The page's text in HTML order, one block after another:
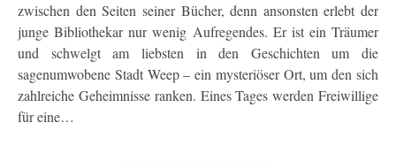
zwischen den Seiten seiner Bücher, denn ansonsten erlebt der
junge Bibliothekar nur wenig Aufregendes. Er ist ein Träumer
und schwelgt am liebsten in den Geschichten um die
sagenumwobene Stadt Weep – ein mysteriöser Ort, um den sich
zahlreiche Geheimnisse ranken. Eines Tages werden Freiwillige
für eine…